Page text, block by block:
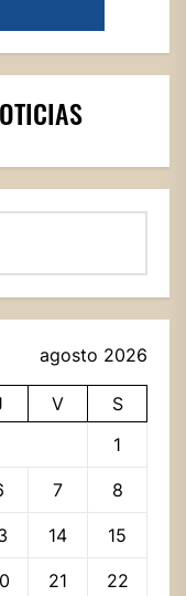
agosto 2026
V
S
1
7 8
14 15
21 22